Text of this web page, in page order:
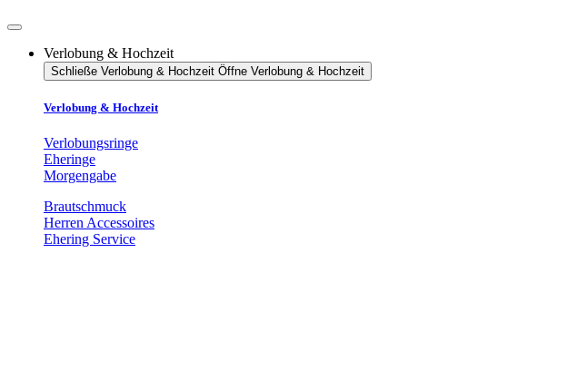
Verlobung & Hochzeit
Schließe Verlobung & Hochzeit Öffne Verlobung & Hochzeit
Verlobung & Hochzeit
Verlobungsringe
Eheringe
Morgengabe
Brautschmuck
Herren Accessoires
Ehering Service